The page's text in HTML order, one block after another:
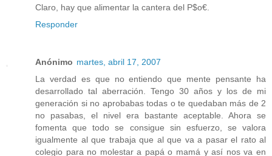
Claro, hay que alimentar la cantera del P$o€.
Responder
Anónimo martes, abril 17, 2007
La verdad es que no entiendo que mente pensante ha
desarrollado tal aberración. Tengo 30 años y los de mi
generación si no aprobabas todas o te quedaban más de 2
no pasabas, el nivel era bastante aceptable. Ahora se
fomenta que todo se consigue sin esfuerzo, se valora
igualmente al que trabaja que al que va a pasar el rato al
colegio para no molestar a papá o mamá y así nos va en